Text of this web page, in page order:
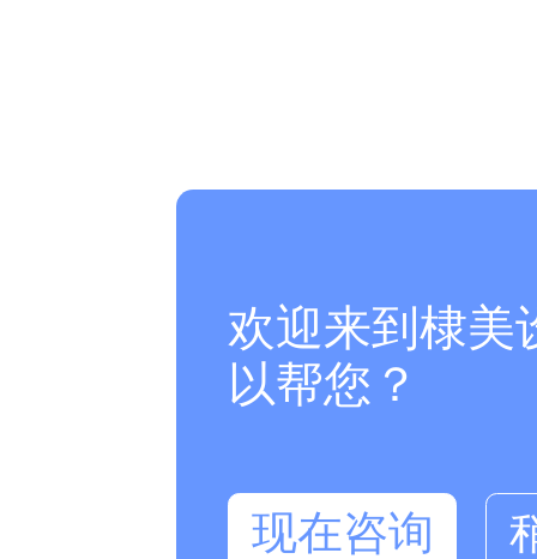
欢迎来到棣美
以帮您？
现在咨询